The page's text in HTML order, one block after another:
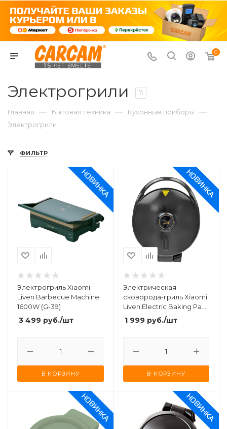
0
Электрогрили 11
Главная — Бытовая техника — Кухонные приборы —
Электрогрили
ФИЛЬТР
Электрогриль Xiaomi
Liven Barbecue Machine
1600W (G-39)
3 499 руб./шт
В КОРЗИНУ
Электрическая
сковорода-гриль Xiaomi
Liven Electric Baking Pan
1500W (LR-J2916) Black
1 999 руб./шт
В КОРЗИНУ